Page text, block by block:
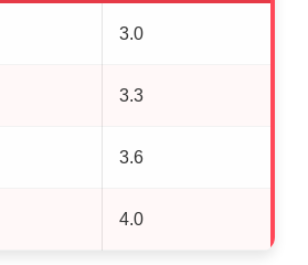
3.0
3.3
3.6
4.0